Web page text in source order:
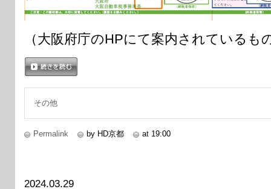
（大阪府庁のHPにて案内されているも
その他
Permalink by HD京都 at 19:00
2024.03.29